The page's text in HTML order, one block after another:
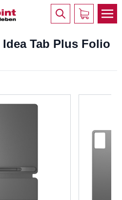
Tab Plus Folio